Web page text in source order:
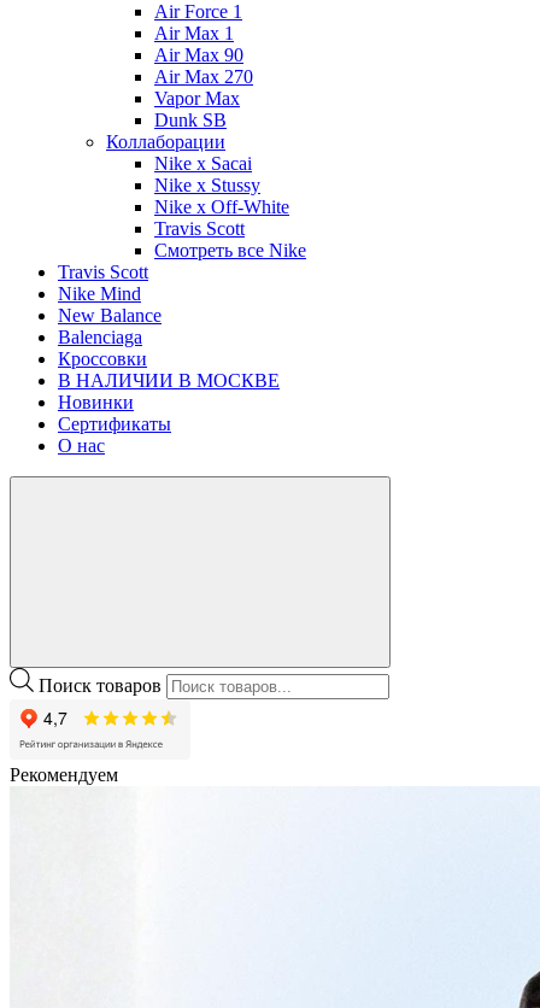
Air Force 1
Air Max 1
Air Max 90
Air Max 270
Vapor Max
Dunk SB
Коллаборации
Nike x Sacai
Nike x Stussy
Nike x Off-White
Travis Scott
Смотреть все Nike
Travis Scott
Nike Mind
New Balance
Balenciaga
Кроссовки
В НАЛИЧИИ В МОСКВЕ
Новинки
Сертификаты
О нас
Поиск товаров
Рекомендуем